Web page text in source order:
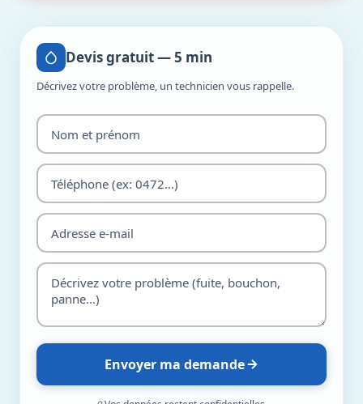
Devis gratuit — 5 min
Décrivez votre problème, un technicien vous rappelle.
Envoyer ma demande